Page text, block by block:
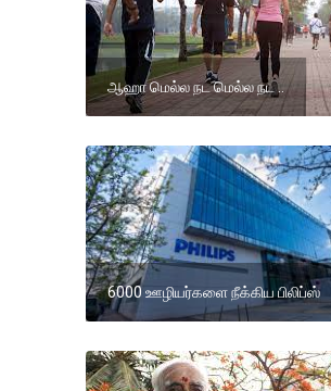
ஆஹா மெல்ல நட மெல்ல நட ..
6000 ஊழியர்களை நீக்கிய பிலிப்ஸ்